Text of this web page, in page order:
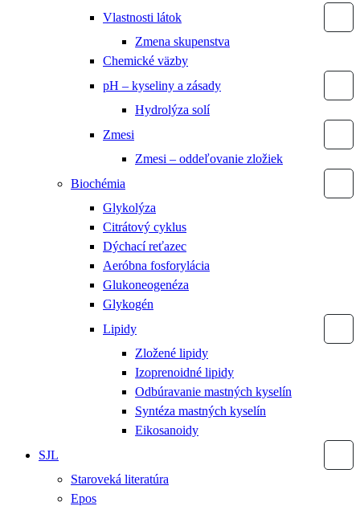
Vlastnosti látok
Zmena skupenstva
Chemické väzby
pH – kyseliny a zásady
Hydrolýza solí
Zmesi
Zmesi – oddeľovanie zložiek
Biochémia
Glykolýza
Citrátový cyklus
Dýchací reťazec
Aeróbna fosforylácia
Glukoneogenéza
Glykogén
Lipidy
Zložené lipidy
Izoprenoidné lipidy
Odbúravanie mastných kyselín
Syntéza mastných kyselín
Eikosanoidy
SJL
Staroveká literatúra
Epos